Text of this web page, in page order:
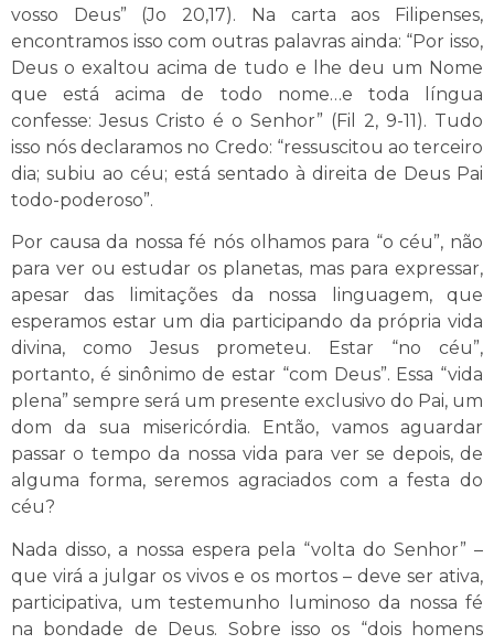
vosso Deus” (Jo 20,17). Na carta aos Filipenses,
encontramos isso com outras palavras ainda: “Por isso,
Deus o exaltou acima de tudo e lhe deu um Nome
que está acima de todo nome…e toda língua
confesse: Jesus Cristo é o Senhor” (Fil 2, 9-11). Tudo
isso nós declaramos no Credo: “ressuscitou ao terceiro
dia; subiu ao céu; está sentado à direita de Deus Pai
todo-poderoso”.
Por causa da nossa fé nós olhamos para “o céu”, não
para ver ou estudar os planetas, mas para expressar,
apesar das limitações da nossa linguagem, que
esperamos estar um dia participando da própria vida
divina, como Jesus prometeu. Estar “no céu”,
portanto, é sinônimo de estar “com Deus”. Essa “vida
plena” sempre será um presente exclusivo do Pai, um
dom da sua misericórdia. Então, vamos aguardar
passar o tempo da nossa vida para ver se depois, de
alguma forma, seremos agraciados com a festa do
céu?
Nada disso, a nossa espera pela “volta do Senhor” –
que virá a julgar os vivos e os mortos – deve ser ativa,
participativa, um testemunho luminoso da nossa fé
na bondade de Deus. Sobre isso os “dois homens